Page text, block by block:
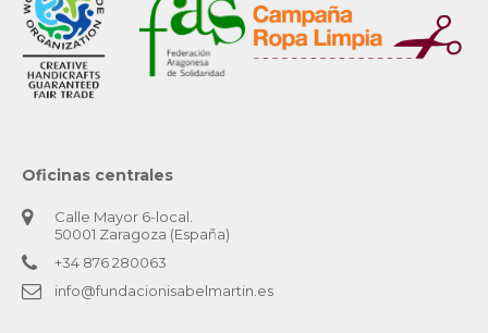
Oficinas centrales
Calle Mayor 6-local.
50001 Zaragoza (España)
+34 876 280063
info@fundacionisabelmartin.es